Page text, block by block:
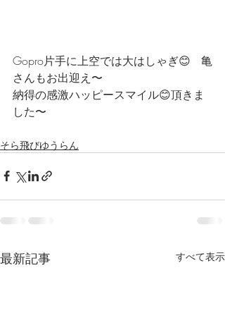
Gopro片手に上空では大はしゃぎ😊   亀
さんもお出迎え〜
納得の感激ハッピースマイル😊頂きま
した〜
そら飛びゆうらん
最新記事 すべて表示